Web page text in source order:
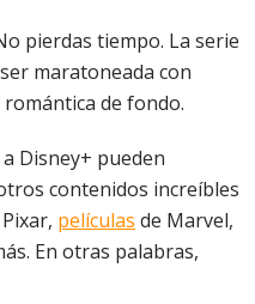
pierdas tiempo. La serie
maratoneada con
de fondo.
Disney+ pueden
contenidos increíbles
películas de Marvel,
En otras palabras,